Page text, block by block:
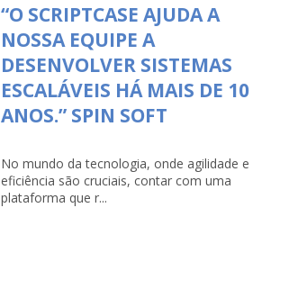
“O SCRIPTCASE AJUDA A
NOSSA EQUIPE A
DESENVOLVER SISTEMAS
ESCALÁVEIS HÁ MAIS DE 10
ANOS.” SPIN SOFT
No mundo da tecnologia, onde agilidade e
eficiência são cruciais, contar com uma
plataforma que r...